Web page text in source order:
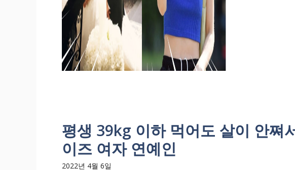
평생 39kg 이하 먹어도 살이 안쪄
이즈 여자 연예인
2022년 4월 6일